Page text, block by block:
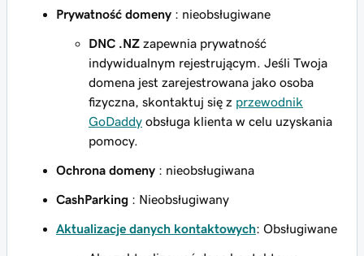
Prywatność domeny : nieobsługiwane
DNC .NZ zapewnia prywatność
indywidualnym rejestrującym. Jeśli Twoja
domena jest zarejestrowana jako osoba
fizyczna, skontaktuj się z przewodnik
GoDaddy obsługa klienta w celu uzyskania
pomocy.
Ochrona domeny : nieobsługiwana
CashParking : Nieobsługiwany
Aktualizacje danych kontaktowych: Obsługiwane